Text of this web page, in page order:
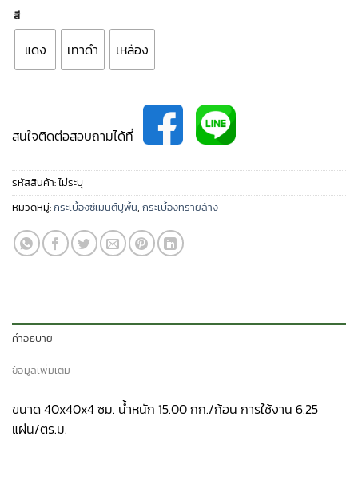
สี
แดง เทาดำ เหลือง
สนใจติดต่อสอบถามได้ที่
รหัสสินค้า:ไม่ระบุ
หมวดหมู่:กระเบื้องซีเมนต์ปูพื้น, กระเบื้องทรายล้าง
คำอธิบาย
ข้อมูลเพิ่มเติม
ขนาด 40x40x4 ซม. น้ำหนัก 15.00 กก./ก้อน การใช้งาน 6.25
แผ่น/ตร.ม.